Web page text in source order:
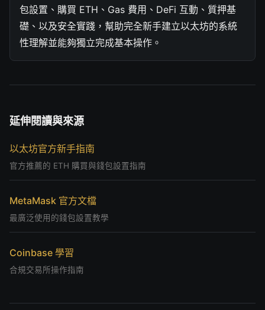
包設置、購買 ETH、Gas 費用、DeFi 互動、質押基
礎、以及安全實踐，幫助完全新手建立以太坊的系統
性理解並能夠獨立完成基本操作。
延伸閱讀與來源
以太坊官方新手指南
官方推薦的 ETH 購買與錢包設置指南
MetaMask 官方文檔
最廣泛使用的錢包設置教學
Coinbase 學習
合規交易所操作指南